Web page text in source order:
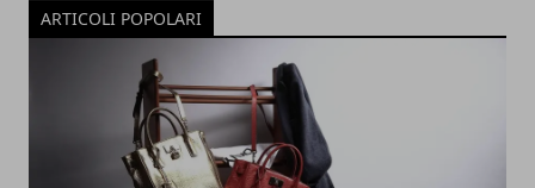
ARTICOLI POPOLARI